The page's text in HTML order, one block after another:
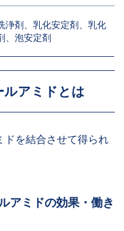
浄剤、乳化安定剤、乳化
、泡安定剤
ルアミドとは
ドを結合させて得られ
アミドの効果・働き